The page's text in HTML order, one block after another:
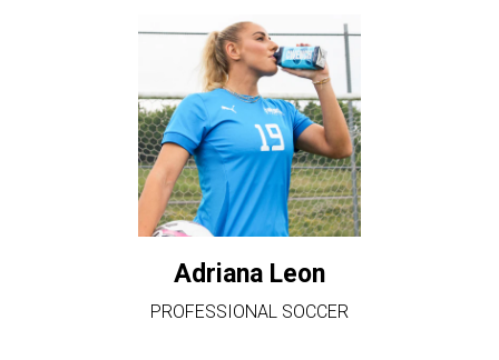
Adriana Leon
PROFESSIONAL SOCCER